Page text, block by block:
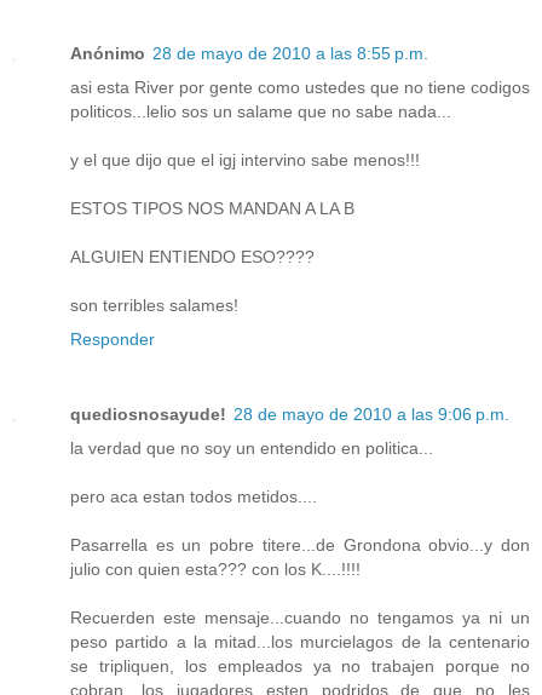
Anónimo 28 de mayo de 2010 a las 8:55 p.m.
asi esta River por gente como ustedes que no tiene codigos
politicos...lelio sos un salame que no sabe nada...
y el que dijo que el igj intervino sabe menos!!!
ESTOS TIPOS NOS MANDAN A LA B
ALGUIEN ENTIENDO ESO????
son terribles salames!
Responder
quediosnosayude! 28 de mayo de 2010 a las 9:06 p.m.
la verdad que no soy un entendido en politica...
pero aca estan todos metidos....
Pasarrella es un pobre titere...de Grondona obvio...y don
julio con quien esta??? con los K....!!!!
Recuerden este mensaje...cuando no tengamos ya ni un
peso partido a la mitad...los murcielagos de la centenario
se tripliquen, los empleados ya no trabajen porque no
cobran, los jugadores esten podridos de que no les